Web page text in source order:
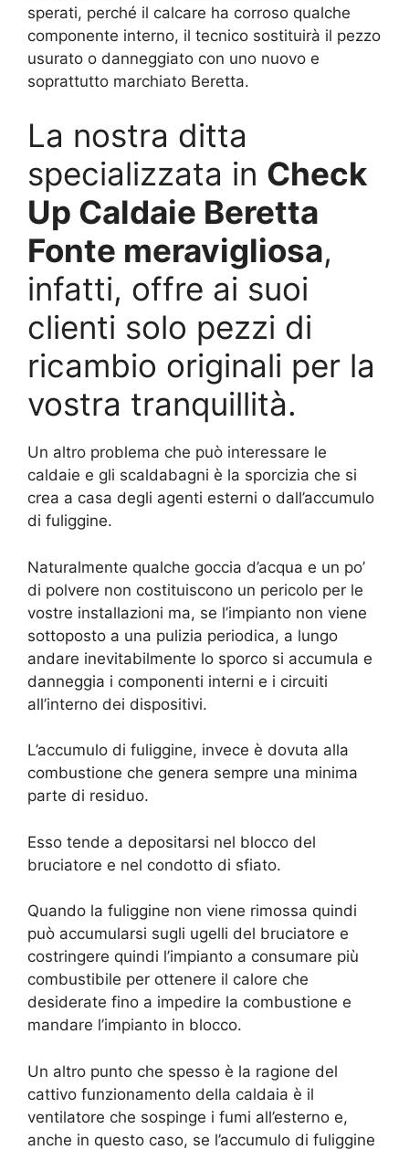
sperati, perché il calcare ha corroso qualche
componente interno, il tecnico sostituirà il pezzo
usurato o danneggiato con uno nuovo e
soprattutto marchiato Beretta.
La nostra ditta
specializzata in Check
Up Caldaie Beretta
Fonte meravigliosa,
infatti, offre ai suoi
clienti solo pezzi di
ricambio originali per la
vostra tranquillità.
Un altro problema che può interessare le
caldaie e gli scaldabagni è la sporcizia che si
crea a casa degli agenti esterni o dall’accumulo
di fuliggine.
Naturalmente qualche goccia d’acqua e un po’
di polvere non costituiscono un pericolo per le
vostre installazioni ma, se l’impianto non viene
sottoposto a una pulizia periodica, a lungo
andare inevitabilmente lo sporco si accumula e
danneggia i componenti interni e i circuiti
all’interno dei dispositivi.
L’accumulo di fuliggine, invece è dovuta alla
combustione che genera sempre una minima
parte di residuo.
Esso tende a depositarsi nel blocco del
bruciatore e nel condotto di sfiato.
Quando la fuliggine non viene rimossa quindi
può accumularsi sugli ugelli del bruciatore e
costringere quindi l’impianto a consumare più
combustibile per ottenere il calore che
desiderate fino a impedire la combustione e
mandare l’impianto in blocco.
Un altro punto che spesso è la ragione del
cattivo funzionamento della caldaia è il
ventilatore che sospinge i fumi all’esterno e,
anche in questo caso, se l’accumulo di fuliggine